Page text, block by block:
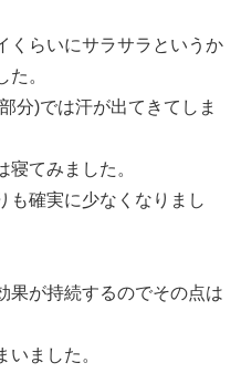
くらいにサラサラというか
。
分)では汗が出てきてしま
てみました。
も確実に少なくなりまし
果が持続するのでその点は
ました。